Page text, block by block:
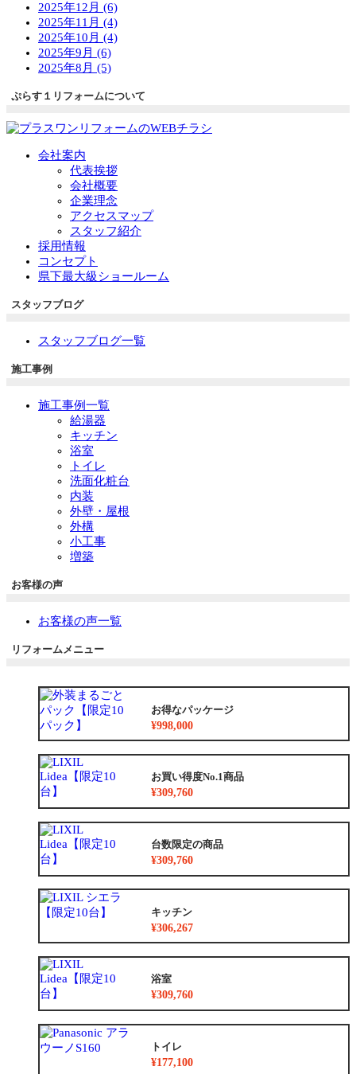
2025年12月 (6)
2025年11月 (4)
2025年10月 (4)
2025年9月 (6)
2025年8月 (5)
ぷらす１リフォームについて
会社案内
代表挨拶
会社概要
企業理念
アクセスマップ
スタッフ紹介
採用情報
コンセプト
県下最大級ショールーム
スタッフブログ
スタッフブログ一覧
施工事例
施工事例一覧
給湯器
キッチン
浴室
トイレ
洗面化粧台
内装
外壁・屋根
外構
小工事
増築
お客様の声
お客様の声一覧
リフォームメニュー
お得なパッケージ
¥998,000
お買い得度No.1商品
¥309,760
台数限定の商品
¥309,760
キッチン
¥306,267
浴室
¥309,760
トイレ
¥177,100